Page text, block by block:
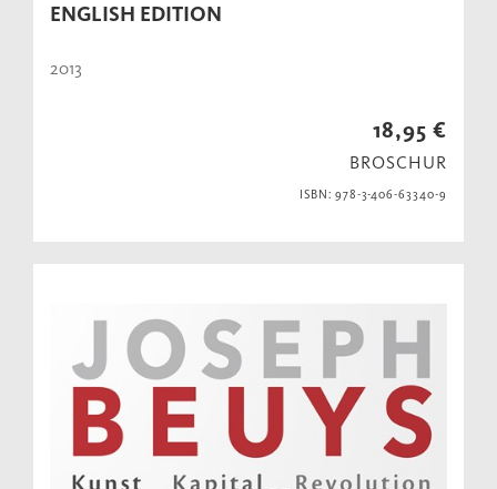
ENGLISH EDITION
2013
18,95 €
BROSCHUR
ISBN: 978-3-406-63340-9